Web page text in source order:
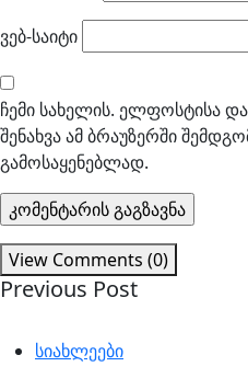
ვებ-საიტი
ჩემი სახელის. ელფოსტისა
შენახვა ამ ბრაუზერში
გამოსაყენებლად.
View Comments (0)
Previous Post
სიახლეები